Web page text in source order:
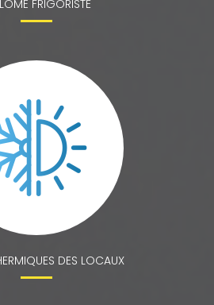
FRIGORISTE
DES LOCAUX